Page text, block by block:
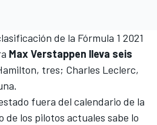
de la Fórmula 1 2021
Max Verstappen lleva seis
tres; Charles Leclerc,
fuera del calendario de la
de los pilotos actuales sabe lo